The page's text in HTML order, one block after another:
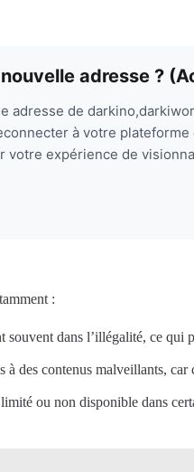
adresse ?
adresse de
à votre
votre expérience de
:
souvent dans l’illégalité, ce
à des contenus malveillants,
limité ou non disponible dans